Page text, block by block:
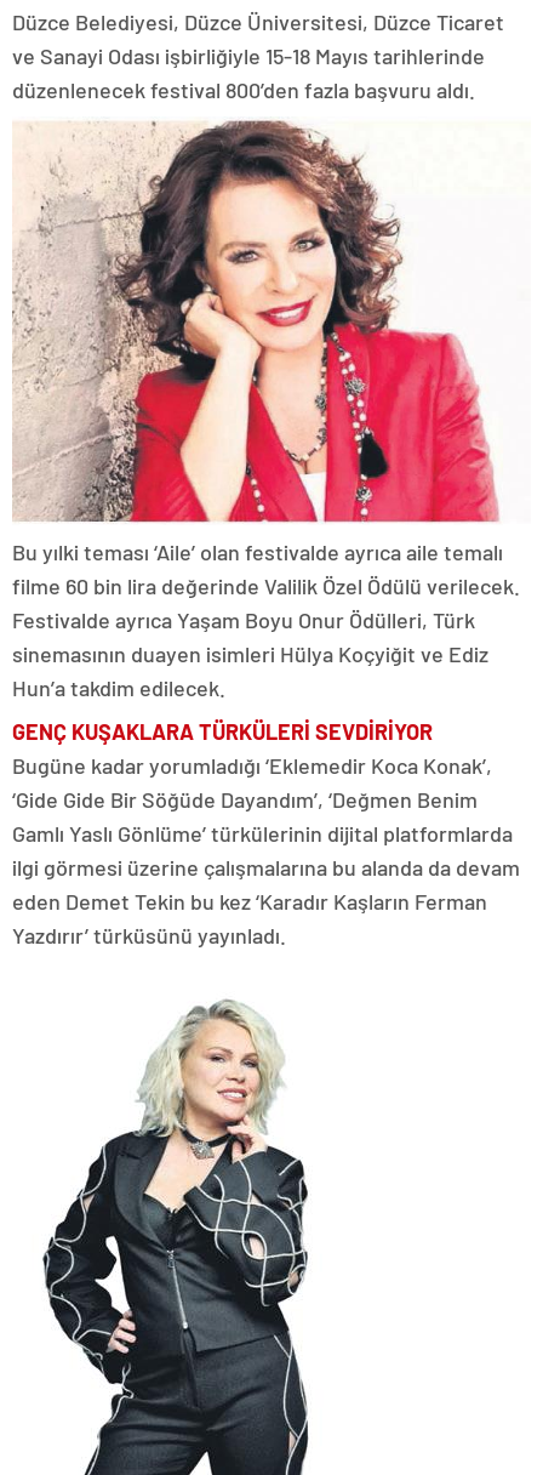
Düzce Belediyesi, Düzce Üniversitesi, Düzce Ticaret
ve Sanayi Odası işbirliğiyle 15-18 Mayıs tarihlerinde
düzenlenecek festival 800’den fazla başvuru aldı.
Bu yılki teması ‘Aile’ olan festivalde ayrıca aile temalı
filme 60 bin lira değerinde Valilik Özel Ödülü verilecek.
Festivalde ayrıca Yaşam Boyu Onur Ödülleri, Türk
sinemasının duayen isimleri Hülya Koçyiğit ve Ediz
Hun’a takdim edilecek.
GENÇ KUŞAKLARA TÜRKÜLERİ SEVDİRİYOR
Bugüne kadar yorumladığı ‘Eklemedir Koca Konak’,
‘Gide Gide Bir Söğüde Dayandım’, ‘Değmen Benim
Gamlı Yaslı Gönlüme’ türkülerinin dijital platformlarda
ilgi görmesi üzerine çalışmalarına bu alanda da devam
eden Demet Tekin bu kez ‘Karadır Kaşların Ferman
Yazdırır’ türküsünü yayınladı.